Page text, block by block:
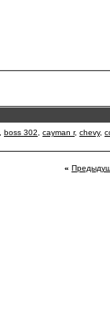
boss 302 cayman r, chevy,
«